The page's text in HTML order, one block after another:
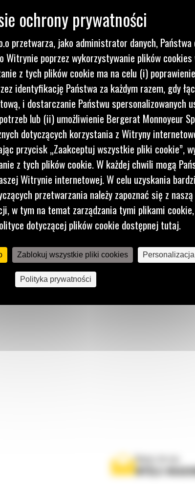
Napisz do nas
WYŚLIJ
przetwarza, jako administrator danych, Państwa
Witrynie poprzez wykorzystywanie plików
z tych plików cookie ma na celu (i)
identyfikację Państwa za każdym razem, gdy
i dostarczanie Państwu spersonalizowanych
lub (ii) umożliwienie Bergerat Monnoyeur
dotyczących korzystania z Witryny
przycisk „Zaakceptuj wszystkie pliki cookie”,
z tych plików cookie. W każdej chwili mogą
Witrynie internetowej. W celu uzyskania
przetwarzania należy zapoznać się z
w tym na temat zarządzania tymi plikami cookie,
dotyczącej plików cookie dostępnej tutaj.
Zablokuj wszystkie pliki cookies Personalizacja
Polityka prywatności